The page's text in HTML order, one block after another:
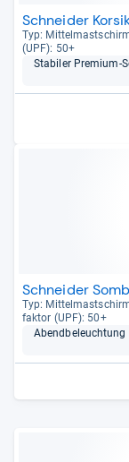
Schneider
Typ:
(UPF): 50+
Sta­bi­ler Pre­mium-​
Schneider
Typ:
fak­tor (UPF): 50+
Abend­be­leuch­tung